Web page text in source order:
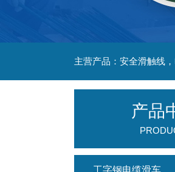
主营产品：安全滑触线
产品
工字钢电缆滑车